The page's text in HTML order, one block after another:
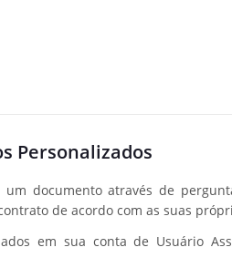
Personalizados
documento através de
de acordo com as suas
em sua conta de Usuário